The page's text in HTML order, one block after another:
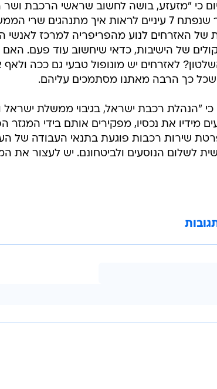
פרסמו את הפרוטוקולים של הישיבות.
בשבילו, לא למכור אותה.
ציבורית, לא הגיוני שביטחון האזרחים
בלי שלנו האזרחים ישנה אפילו האופציה
לאור דחיפות העניין וחשיבותו, לא ניתן
כי "מזעזע, בושה לחשוב שראשי הרכבת ושר
עיוור. אמרנו בעבר שנפתח 7 עיניים לראות איך
של האזרחים לנוע מהפריפריה למרכז לאנשי
לאזרחים יש מונופול טבעי גם ככה
מידיו את נכסיו, מפקירים אותם בידי המגזר
שירות רכבות פוגעת בתנאי העבודה של
לשלום הנוסעים ולביטחונם. יש לעצור את